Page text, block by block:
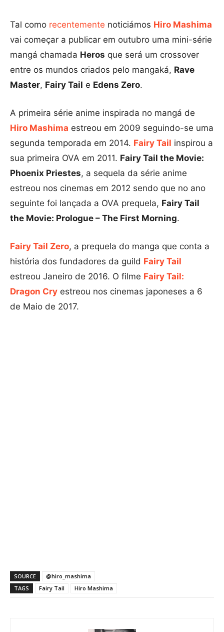
Tal como recentemente noticiámos Hiro Mashima
vai começar a publicar em outubro uma mini-série
mangá chamada Heros que será um crossover
entre os mundos criados pelo mangaká, Rave
Master, Fairy Tail e Edens Zero.
A primeira série anime inspirada no mangá de
Hiro Mashima estreou em 2009 seguindo-se uma
segunda temporada em 2014. Fairy Tail inspirou a
sua primeira OVA em 2011. Fairy Tail the Movie:
Phoenix Priestes, a sequela da série anime
estreou nos cinemas em 2012 sendo que no ano
seguinte foi lançada a OVA prequela, Fairy Tail
the Movie: Prologue – The First Morning.
Fairy Tail Zero, a prequela do manga que conta a
história dos fundadores da guild Fairy Tail
estreou Janeiro de 2016. O filme Fairy Tail:
Dragon Cry estreou nos cinemas japoneses a 6
de Maio de 2017.
SOURCE
@hiro_mashima
TAGS
Fairy Tail Hiro Mashima